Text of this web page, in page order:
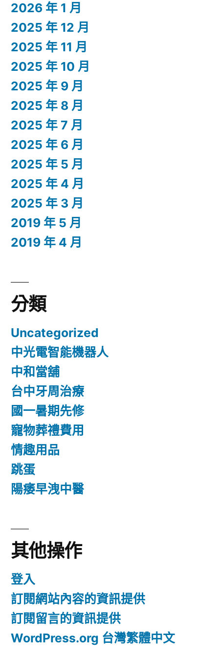
2026 年 1 月
2025 年 12 月
2025 年 11 月
2025 年 10 月
2025 年 9 月
2025 年 8 月
2025 年 7 月
2025 年 6 月
2025 年 5 月
2025 年 4 月
2025 年 3 月
2019 年 5 月
2019 年 4 月
分類
Uncategorized
中光電智能機器人
中和當舖
台中牙周治療
國一暑期先修
寵物葬禮費用
情趣用品
跳蛋
陽痿早洩中醫
其他操作
登入
訂閱網站內容的資訊提供
訂閱留言的資訊提供
WordPress.org 台灣繁體中文